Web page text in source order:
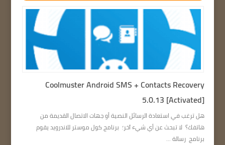
Coolmuster Android SMS + Contacts Recovery
5.0.13 [Activated]
هل ترغب في استعادة الرسائل النصية أو جهات الاتصال القديمة من
هاتفك؟ لا تبحث عن أي شيء آخر؛ برنامج كول موستر للاندرويد يقوم
برنامج رسالة ...